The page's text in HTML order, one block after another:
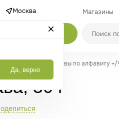
Москва Магазины
Каталог
средства / Травы по алфавиту /
50 г
Да, верно